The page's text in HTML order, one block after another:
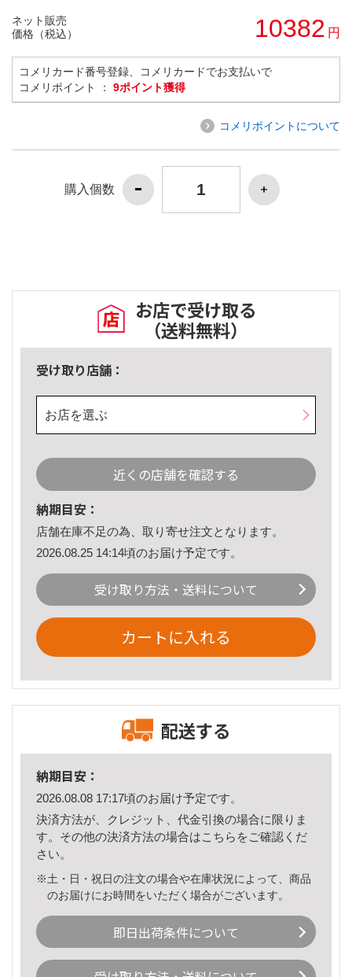
ネット販売
価格（税込）
10382 円
コメリカード番号登録、コメリカードでお支払いで
コメリポイント ： 9ポイント獲得
コメリポイントについて
購入個数
お店で受け取る
（送料無料）
受け取り店舗：
お店を選ぶ
近くの店舗を確認する
納期目安：
店舗在庫不足の為、取り寄せ注文となります。
2026.08.25 14:14頃のお届け予定です。
受け取り方法・送料について
カートに入れる
配送する
納期目安：
2026.08.08 17:17頃のお届け予定です。
決済方法が、クレジット、代金引換の場合に限りま
す。その他の決済方法の場合はこちら をご確認くだ
さい。
※土・日・祝日の注文の場合や在庫状況によって、商品
のお届けにお時間をいただく場合がございます。
即日出荷条件について